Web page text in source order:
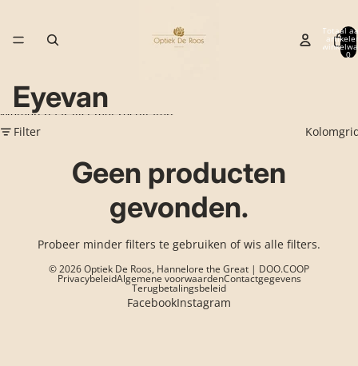
Totaal
0
Eyevan
Meteen naar lijst met resultaten
Filter
Geen producten
gevonden.
Probeer minder filters te gebruiken ofwis alle filters.
© 2026Optiek De Roos, Hannelore the Great | DOO.COOP
PrivacybeleidAlgemene voorwaardenContactgegevens
Terugbetalingsbeleid
FacebookInstagram